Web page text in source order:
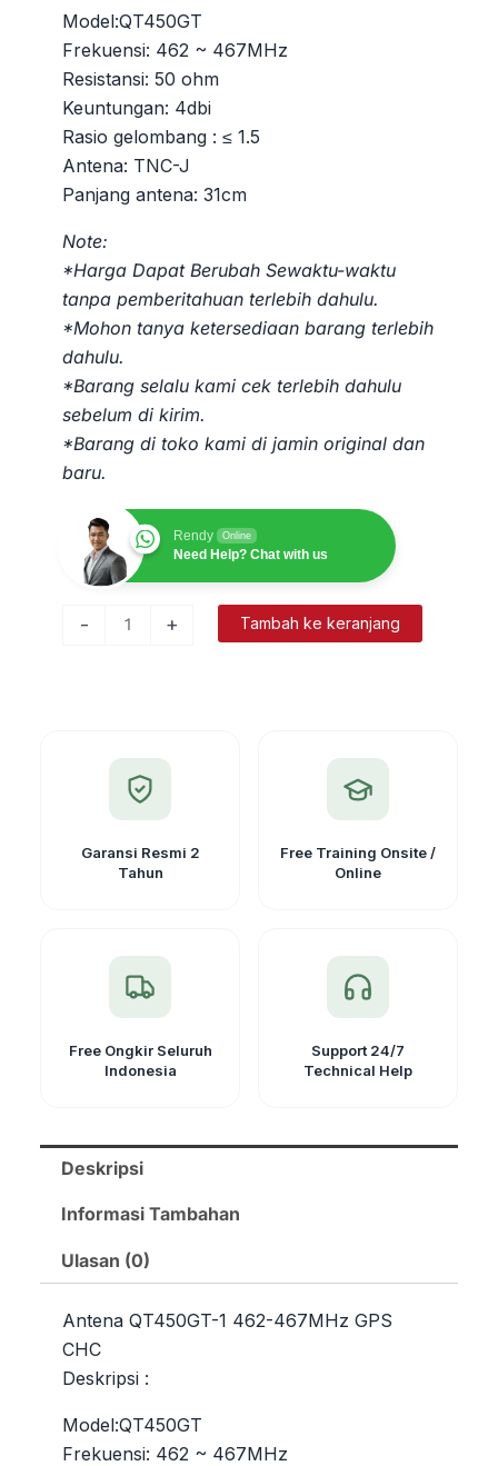
Model:QT450GT
Frekuensi: 462 ~ 467MHz
Resistansi: 50 ohm
Keuntungan: 4dbi
Rasio gelombang : ≤ 1.5
Antena: TNC-J
Panjang antena: 31cm
Note:
*Harga Dapat Berubah Sewaktu-waktu
tanpa pemberitahuan terlebih dahulu.
*Mohon tanya ketersediaan barang terlebih
dahulu.
*Barang selalu kami cek terlebih dahulu
sebelum di kirim.
*Barang di toko kami di jamin original dan
baru.
Rendy Online
Need Help? Chat with us
-
Kuantitas
+ Tambah ke keranjang
Garansi Resmi 2
Tahun
Free Training Onsite /
Online
Free Ongkir Seluruh
Indonesia
Support 24/7
Technical Help
Deskripsi
Informasi Tambahan
Ulasan (0)
Antena QT450GT-1 462-467MHz GPS
CHC
Deskripsi :
Model:QT450GT
Frekuensi: 462 ~ 467MHz